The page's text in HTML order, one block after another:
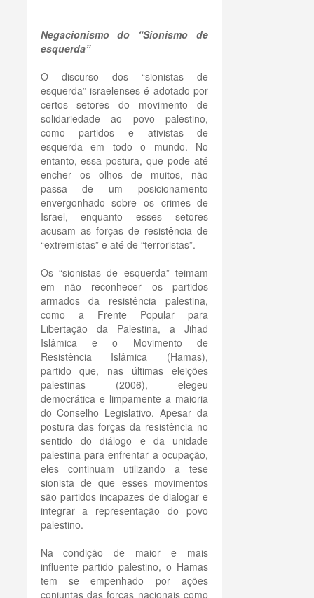
Negacionismo do “Sionismo de
esquerda”
O discurso dos “sionistas de
esquerda” israelenses é adotado por
certos setores do movimento de
solidariedade ao povo palestino,
como partidos e ativistas de
esquerda em todo o mundo. No
entanto, essa postura, que pode até
encher os olhos de muitos, não
passa de um posicionamento
envergonhado sobre os crimes de
Israel, enquanto esses setores
acusam as forças de resistência de
“extremistas” e até de “terroristas”.
Os “sionistas de esquerda” teimam
em não reconhecer os partidos
armados da resistência palestina,
como a Frente Popular para
Libertação da Palestina, a Jihad
Islâmica e o Movimento de
Resistência Islâmica (Hamas),
partido que, nas últimas eleições
palestinas (2006), elegeu
democrática e limpamente a maioria
do Conselho Legislativo. Apesar da
postura das forças da resistência no
sentido do diálogo e da unidade
palestina para enfrentar a ocupação,
eles continuam utilizando a tese
sionista de que esses movimentos
são partidos incapazes de dialogar e
integrar a representação do povo
palestino.
Na condição de maior e mais
influente partido palestino, o Hamas
tem se empenhado por ações
conjuntas das forças nacionais como